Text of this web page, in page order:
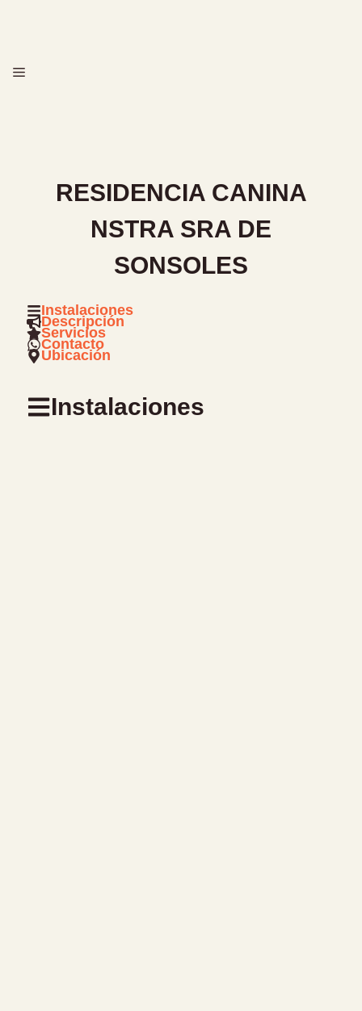
MENÚ
RESIDENCIA CANINA
NSTRA SRA DE
SONSOLES
Instalaciones
Descripción
Servicios
Contacto
Ubicación
Instalaciones